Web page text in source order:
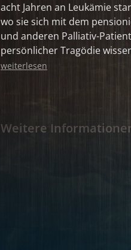
acht Jahren an Leukämie
wo sie sich mit dem
und anderen Palliativ-
persönlicher Tragödie
wie man "das Unlebbare lebt". Gabriel hingegen verarbeitet sein
über den Verlust der
fährt riskante
zu beweisen, dass zum
Die Entscheidungen und
überschneiden sich in Lucia
weiterlesen
Weitere